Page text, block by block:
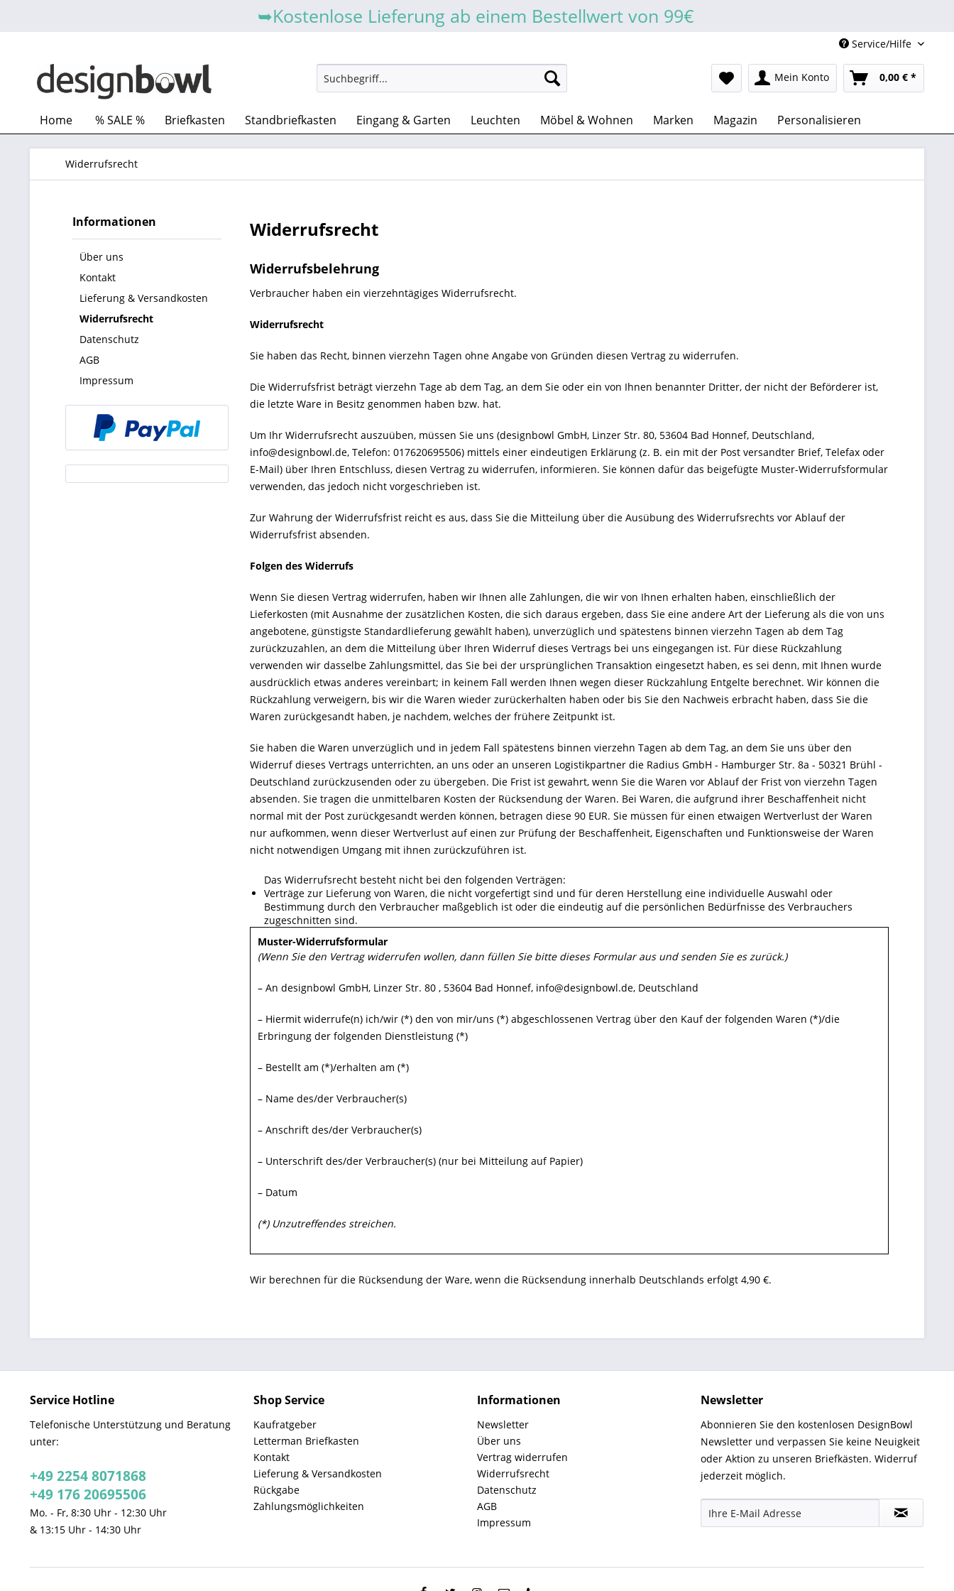
➥Kostenlose Lieferung ab einem Bestellwert von 99€
Service/Hilfe
Mein Konto 0,00 € *
Home % SALE % Briefkasten Standbriefkasten Eingang & Garten Leuchten Möbel & Wohnen Marken Magazin Personalisieren
Widerrufsrecht
Informationen
Über uns
Kontakt
Lieferung & Versandkosten
Widerrufsrecht
Datenschutz
AGB
Impressum
Widerrufsrecht
Widerrufsbelehrung
Verbraucher haben ein vierzehntägiges Widerrufsrecht.
Widerrufsrecht
Sie haben das Recht, binnen vierzehn Tagen ohne Angabe von Gründen diesen Vertrag zu widerrufen.
Die Widerrufsfrist beträgt vierzehn Tage ab dem Tag, an dem Sie oder ein von Ihnen benannter Dritter, der nicht der Beförderer ist,
die letzte Ware in Besitz genommen haben bzw. hat.
Um Ihr Widerrufsrecht auszuüben, müssen Sie uns (designbowl GmbH, Linzer Str. 80, 53604 Bad Honnef, Deutschland,
info@designbowl.de, Telefon: 017620695506) mittels einer eindeutigen Erklärung (z. B. ein mit der Post versandter Brief, Telefax oder
E-Mail) über Ihren Entschluss, diesen Vertrag zu widerrufen, informieren. Sie können dafür das beigefügte Muster-Widerrufsformular
verwenden, das jedoch nicht vorgeschrieben ist.
Zur Wahrung der Widerrufsfrist reicht es aus, dass Sie die Mitteilung über die Ausübung des Widerrufsrechts vor Ablauf der
Widerrufsfrist absenden.
Folgen des Widerrufs
Wenn Sie diesen Vertrag widerrufen, haben wir Ihnen alle Zahlungen, die wir von Ihnen erhalten haben, einschließlich der
Lieferkosten (mit Ausnahme der zusätzlichen Kosten, die sich daraus ergeben, dass Sie eine andere Art der Lieferung als die von uns
angebotene, günstigste Standardlieferung gewählt haben), unverzüglich und spätestens binnen vierzehn Tagen ab dem Tag
zurückzuzahlen, an dem die Mitteilung über Ihren Widerruf dieses Vertrags bei uns eingegangen ist. Für diese Rückzahlung
verwenden wir dasselbe Zahlungsmittel, das Sie bei der ursprünglichen Transaktion eingesetzt haben, es sei denn, mit Ihnen wurde
ausdrücklich etwas anderes vereinbart; in keinem Fall werden Ihnen wegen dieser Rückzahlung Entgelte berechnet. Wir können die
Rückzahlung verweigern, bis wir die Waren wieder zurückerhalten haben oder bis Sie den Nachweis erbracht haben, dass Sie die
Waren zurückgesandt haben, je nachdem, welches der frühere Zeitpunkt ist.
Sie haben die Waren unverzüglich und in jedem Fall spätestens binnen vierzehn Tagen ab dem Tag, an dem Sie uns über den
Widerruf dieses Vertrags unterrichten, an uns oder an unseren Logistikpartner die Radius GmbH - Hamburger Str. 8a - 50321 Brühl -
Deutschland zurückzusenden oder zu übergeben. Die Frist ist gewahrt, wenn Sie die Waren vor Ablauf der Frist von vierzehn Tagen
absenden. Sie tragen die unmittelbaren Kosten der Rücksendung der Waren. Bei Waren, die aufgrund ihrer Beschaffenheit nicht
normal mit der Post zurückgesandt werden können, betragen diese 90 EUR. Sie müssen für einen etwaigen Wertverlust der Waren
nur aufkommen, wenn dieser Wertverlust auf einen zur Prüfung der Beschaffenheit, Eigenschaften und Funktionsweise der Waren
nicht notwendigen Umgang mit ihnen zurückzuführen ist.
Das Widerrufsrecht besteht nicht bei den folgenden Verträgen:
Verträge zur Lieferung von Waren, die nicht vorgefertigt sind und für deren Herstellung eine individuelle Auswahl oder
Bestimmung durch den Verbraucher maßgeblich ist oder die eindeutig auf die persönlichen Bedürfnisse des Verbrauchers
zugeschnitten sind.
Muster-Widerrufsformular
(Wenn Sie den Vertrag widerrufen wollen, dann füllen Sie bitte dieses Formular aus und senden Sie es zurück.)
– An designbowl GmbH, Linzer Str. 80 , 53604 Bad Honnef, info@designbowl.de, Deutschland
– Hiermit widerrufe(n) ich/wir (*) den von mir/uns (*) abgeschlossenen Vertrag über den Kauf der folgenden Waren (*)/die
Erbringung der folgenden Dienstleistung (*)
– Bestellt am (*)/erhalten am (*)
– Name des/der Verbraucher(s)
– Anschrift des/der Verbraucher(s)
– Unterschrift des/der Verbraucher(s) (nur bei Mitteilung auf Papier)
– Datum
(*) Unzutreffendes streichen.
Wir berechnen für die Rücksendung der Ware, wenn die Rücksendung innerhalb Deutschlands erfolgt 4,90 €.
Service Hotline
Telefonische Unterstützung und Beratung
unter:
+49 2254 8071868
+49 176 20695506
Mo. - Fr, 8:30 Uhr - 12:30 Uhr
& 13:15 Uhr - 14:30 Uhr
Shop Service
Kaufratgeber
Letterman Briefkasten
Kontakt
Lieferung & Versandkosten
Rückgabe
Zahlungsmöglichkeiten
Informationen
Newsletter
Über uns
Vertrag widerrufen
Widerrufsrecht
Datenschutz
AGB
Impressum
Newsletter
Abonnieren Sie den kostenlosen DesignBowl
Newsletter und verpassen Sie keine Neuigkeit
oder Aktion zu unseren Briefkästen. Widerruf
jederzeit möglich.